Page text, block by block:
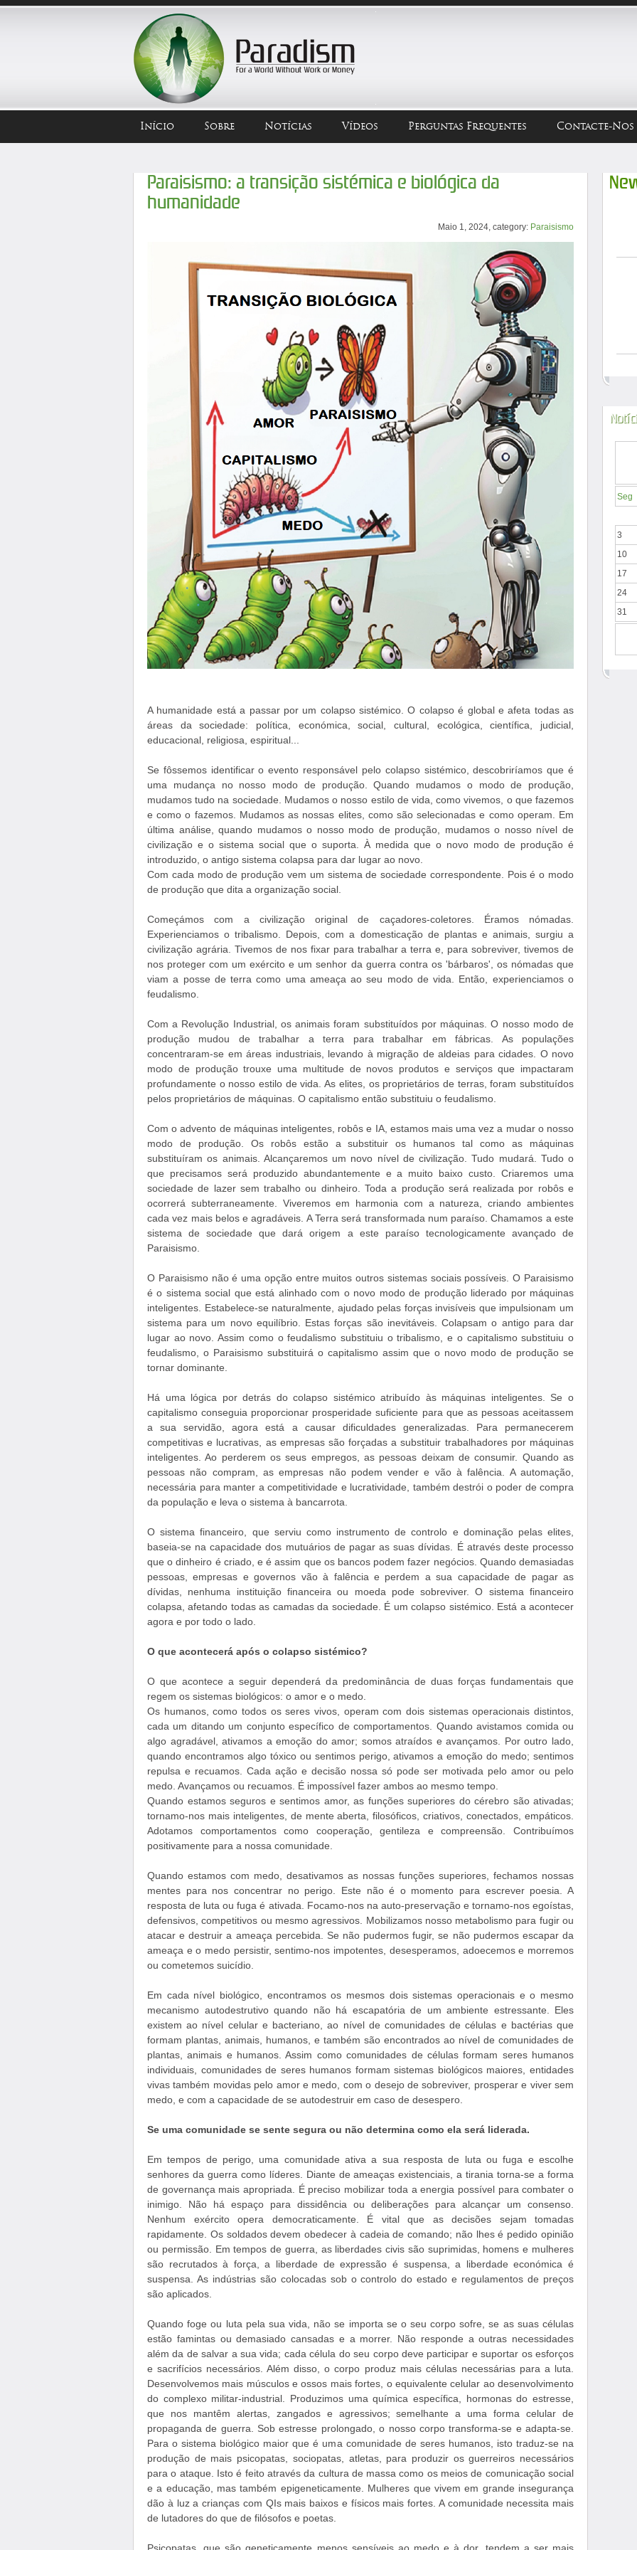
Início Sobre Notícias Vídeos Perguntas Frequentes Contacte-Nos
Paraisismo: a transição sistémica e biológica da
humanidade
Maio 1, 2024, category: Paraisismo
A humanidade está a passar por um colapso sistémico. O colapso é global e afeta todas as
áreas da sociedade: política, económica, social, cultural, ecológica, científica, judicial,
educacional, religiosa, espiritual...
Se fôssemos identificar o evento responsável pelo colapso sistémico, descobriríamos que é
uma mudança no nosso modo de produção. Quando mudamos o modo de produção,
mudamos tudo na sociedade. Mudamos o nosso estilo de vida, como vivemos, o que fazemos
e como o fazemos. Mudamos as nossas elites, como são selecionadas e como operam. Em
última análise, quando mudamos o nosso modo de produção, mudamos o nosso nível de
civilização e o sistema social que o suporta. À medida que o novo modo de produção é
introduzido, o antigo sistema colapsa para dar lugar ao novo.
Com cada modo de produção vem um sistema de sociedade correspondente. Pois é o modo
de produção que dita a organização social.
Começámos com a civilização original de caçadores-coletores. Éramos nómadas.
Experienciamos o tribalismo. Depois, com a domesticação de plantas e animais, surgiu a
civilização agrária. Tivemos de nos fixar para trabalhar a terra e, para sobreviver, tivemos de
nos proteger com um exército e um senhor da guerra contra os 'bárbaros', os nómadas que
viam a posse de terra como uma ameaça ao seu modo de vida. Então, experienciamos o
feudalismo.
Com a Revolução Industrial, os animais foram substituídos por máquinas. O nosso modo de
produção mudou de trabalhar a terra para trabalhar em fábricas. As populações
concentraram-se em áreas industriais, levando à migração de aldeias para cidades. O novo
modo de produção trouxe uma multitude de novos produtos e serviços que impactaram
profundamente o nosso estilo de vida. As elites, os proprietários de terras, foram substituídos
pelos proprietários de máquinas. O capitalismo então substituiu o feudalismo.
Com o advento de máquinas inteligentes, robôs e IA, estamos mais uma vez a mudar o nosso
modo de produção. Os robôs estão a substituir os humanos tal como as máquinas
substituíram os animais. Alcançaremos um novo nível de civilização. Tudo mudará. Tudo o
que precisamos será produzido abundantemente e a muito baixo custo. Criaremos uma
sociedade de lazer sem trabalho ou dinheiro. Toda a produção será realizada por robôs e
ocorrerá subterraneamente. Viveremos em harmonia com a natureza, criando ambientes
cada vez mais belos e agradáveis. A Terra será transformada num paraíso. Chamamos a este
sistema de sociedade que dará origem a este paraíso tecnologicamente avançado de
Paraisismo.
O Paraisismo não é uma opção entre muitos outros sistemas sociais possíveis. O Paraisismo
é o sistema social que está alinhado com o novo modo de produção liderado por máquinas
inteligentes. Estabelece-se naturalmente, ajudado pelas forças invisíveis que impulsionam um
sistema para um novo equilíbrio. Estas forças são inevitáveis. Colapsam o antigo para dar
lugar ao novo. Assim como o feudalismo substituiu o tribalismo, e o capitalismo substituiu o
feudalismo, o Paraisismo substituirá o capitalismo assim que o novo modo de produção se
tornar dominante.
Há uma lógica por detrás do colapso sistémico atribuído às máquinas inteligentes. Se o
capitalismo conseguia proporcionar prosperidade suficiente para que as pessoas aceitassem
a sua servidão, agora está a causar dificuldades generalizadas. Para permanecerem
competitivas e lucrativas, as empresas são forçadas a substituir trabalhadores por máquinas
inteligentes. Ao perderem os seus empregos, as pessoas deixam de consumir. Quando as
pessoas não compram, as empresas não podem vender e vão à falência. A automação,
necessária para manter a competitividade e lucratividade, também destrói o poder de compra
da população e leva o sistema à bancarrota.
O sistema financeiro, que serviu como instrumento de controlo e dominação pelas elites,
baseia-se na capacidade dos mutuários de pagar as suas dívidas. É através deste processo
que o dinheiro é criado, e é assim que os bancos podem fazer negócios. Quando demasiadas
pessoas, empresas e governos vão à falência e perdem a sua capacidade de pagar as
dívidas, nenhuma instituição financeira ou moeda pode sobreviver. O sistema financeiro
colapsa, afetando todas as camadas da sociedade. É um colapso sistémico. Está a acontecer
agora e por todo o lado.
O que acontecerá após o colapso sistémico?
O que acontece a seguir dependerá da predominância de duas forças fundamentais que
regem os sistemas biológicos: o amor e o medo.
Os humanos, como todos os seres vivos, operam com dois sistemas operacionais distintos,
cada um ditando um conjunto específico de comportamentos. Quando avistamos comida ou
algo agradável, ativamos a emoção do amor; somos atraídos e avançamos. Por outro lado,
quando encontramos algo tóxico ou sentimos perigo, ativamos a emoção do medo; sentimos
repulsa e recuamos. Cada ação e decisão nossa só pode ser motivada pelo amor ou pelo
medo. Avançamos ou recuamos. É impossível fazer ambos ao mesmo tempo.
Quando estamos seguros e sentimos amor, as funções superiores do cérebro são ativadas;
tornamo-nos mais inteligentes, de mente aberta, filosóficos, criativos, conectados, empáticos.
Adotamos comportamentos como cooperação, gentileza e compreensão. Contribuímos
positivamente para a nossa comunidade.
Quando estamos com medo, desativamos as nossas funções superiores, fechamos nossas
mentes para nos concentrar no perigo. Este não é o momento para escrever poesia. A
resposta de luta ou fuga é ativada. Focamo-nos na auto-preservação e tornamo-nos egoístas,
defensivos, competitivos ou mesmo agressivos. Mobilizamos nosso metabolismo para fugir ou
atacar e destruir a ameaça percebida. Se não pudermos fugir, se não pudermos escapar da
ameaça e o medo persistir, sentimo-nos impotentes, desesperamos, adoecemos e morremos
ou cometemos suicídio.
Em cada nível biológico, encontramos os mesmos dois sistemas operacionais e o mesmo
mecanismo autodestrutivo quando não há escapatória de um ambiente estressante. Eles
existem ao nível celular e bacteriano, ao nível de comunidades de células e bactérias que
formam plantas, animais, humanos, e também são encontrados ao nível de comunidades de
plantas, animais e humanos. Assim como comunidades de células formam seres humanos
individuais, comunidades de seres humanos formam sistemas biológicos maiores, entidades
vivas também movidas pelo amor e medo, com o desejo de sobreviver, prosperar e viver sem
medo, e com a capacidade de se autodestruir em caso de desespero.
Se uma comunidade se sente segura ou não determina como ela será liderada.
Em tempos de perigo, uma comunidade ativa a sua resposta de luta ou fuga e escolhe
senhores da guerra como líderes. Diante de ameaças existenciais, a tirania torna-se a forma
de governança mais apropriada. É preciso mobilizar toda a energia possível para combater o
inimigo. Não há espaço para dissidência ou deliberações para alcançar um consenso.
Nenhum exército opera democraticamente. É vital que as decisões sejam tomadas
rapidamente. Os soldados devem obedecer à cadeia de comando; não lhes é pedido opinião
ou permissão. Em tempos de guerra, as liberdades civis são suprimidas, homens e mulheres
são recrutados à força, a liberdade de expressão é suspensa, a liberdade económica é
suspensa. As indústrias são colocadas sob o controlo do estado e regulamentos de preços
são aplicados.
Quando foge ou luta pela sua vida, não se importa se o seu corpo sofre, se as suas células
estão famintas ou demasiado cansadas e a morrer. Não responde a outras necessidades
além da de salvar a sua vida; cada célula do seu corpo deve participar e suportar os esforços
e sacrifícios necessários. Além disso, o corpo produz mais células necessárias para a luta.
Desenvolvemos mais músculos e ossos mais fortes, o equivalente celular ao desenvolvimento
do complexo militar-industrial. Produzimos uma química específica, hormonas do estresse,
que nos mantêm alertas, zangados e agressivos; semelhante a uma forma celular de
propaganda de guerra. Sob estresse prolongado, o nosso corpo transforma-se e adapta-se.
Para o sistema biológico maior que é uma comunidade de seres humanos, isto traduz-se na
produção de mais psicopatas, sociopatas, atletas, para produzir os guerreiros necessários
para o ataque. Isto é feito através da cultura de massa como os meios de comunicação social
e a educação, mas também epigeneticamente. Mulheres que vivem em grande insegurança
dão à luz a crianças com QIs mais baixos e físicos mais fortes. A comunidade necessita mais
de lutadores do que de filósofos e poetas.
Seg
3
10
17
24
31